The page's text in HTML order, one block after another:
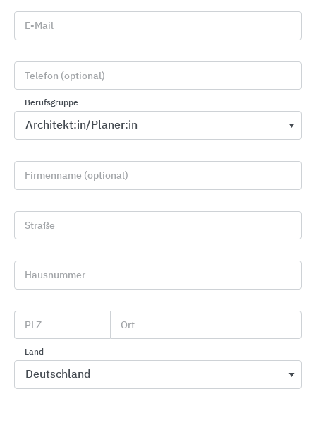
Sanitärraumausstattungen aus Edelstahl
E-Mail
Telefon (optional)
Berufsgruppe
Firmenname (optional)
Straße
Hausnummer
PLZ Ort
Land